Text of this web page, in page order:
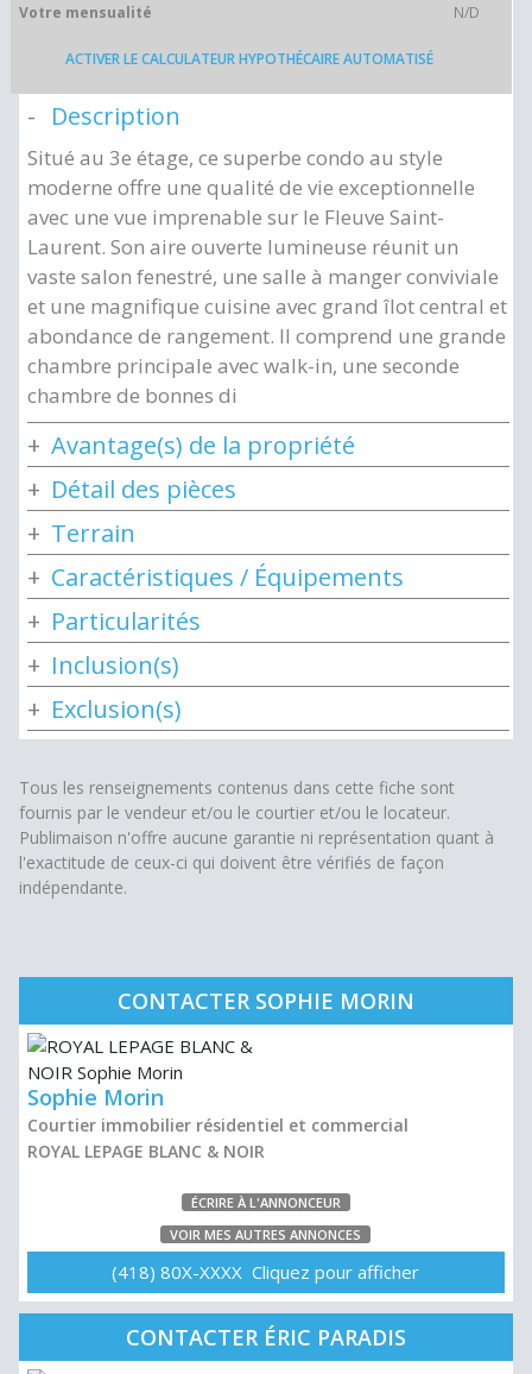
Votre mensualité N/D
ACTIVER LE CALCULATEUR HYPOTHÉCAIRE AUTOMATISÉ
Description
Situé au 3e étage, ce superbe condo au style
moderne offre une qualité de vie exceptionnelle
avec une vue imprenable sur le Fleuve Saint-
Laurent. Son aire ouverte lumineuse réunit un
vaste salon fenestré, une salle à manger conviviale
et une magnifique cuisine avec grand îlot central et
abondance de rangement. Il comprend une grande
chambre principale avec walk-in, une seconde
chambre de bonnes di
Avantage(s) de la propriété
Détail des pièces
Terrain
Caractéristiques / Équipements
Particularités
Inclusion(s)
Exclusion(s)
Tous les renseignements contenus dans cette fiche sont
fournis par le vendeur et/ou le courtier et/ou le locateur.
Publimaison n'offre aucune garantie ni représentation quant à
l'exactitude de ceux-ci qui doivent être vérifiés de façon
indépendante.
CONTACTER SOPHIE MORIN
Sophie Morin
Courtier immobilier résidentiel et commercial
ROYAL LEPAGE BLANC & NOIR
ÉCRIRE À L'ANNONCEUR
VOIR MES AUTRES ANNONCES
(418) 80X-XXXX Cliquez pour afficher
CONTACTER ÉRIC PARADIS